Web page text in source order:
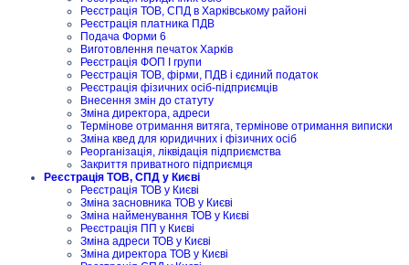
Реєстрація ТОВ, СПД в Харківському районі
Реєстрація платника ПДВ
Подача Форми 6
Виготовлення печаток Харків
Реєстрація ФОП I групи
Реєстрація ТОВ, фірми, ПДВ і єдиний податок
Реєстрація фізичних осіб-підприємців
Внесення змін до статуту
Зміна директора, адреси
Термінове отримання витяга, термінове отримання виписки
Зміна квед для юридичних і фізичних осіб
Реорганізація, ліквідація підприємства
Закриття приватного підприємця
Реєстрація ТОВ, СПД у Києві
Реєстрація ТОВ у Києві
Зміна засновника ТОВ у Києві
Зміна найменування ТОВ у Києві
Реєстрація ПП у Києві
Зміна адреси ТОВ у Києві
Зміна директора ТОВ у Києві